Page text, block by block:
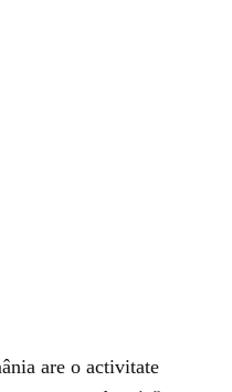
are o activitate